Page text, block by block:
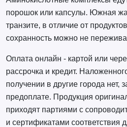
порошок или капсулы. Южная
транзите, в отличие от
сохранность можно не
Оплата онлайн - картой или
рассрочка и кредит.
получении в другие города нет,
предоплате. Продукция
приходят партиями с
и сертификатами соответствия